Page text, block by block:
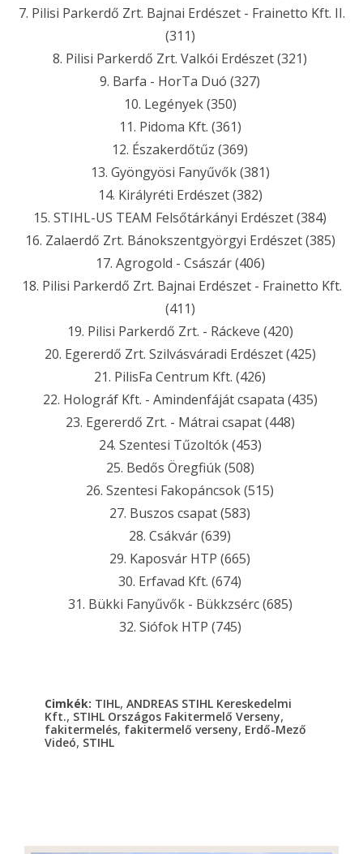
7. Pilisi Parkerdő Zrt. Bajnai Erdészet - Frainetto Kft. II.
(311)
8. Pilisi Parkerdő Zrt. Valkói Erdészet (321)
9. Barfa - HorTa Duó (327)
10. Legények (350)
11. Pidoma Kft. (361)
12. Északerdőtűz (369)
13. Gyöngyösi Fanyűvők (381)
14. Királyréti Erdészet (382)
15. STIHL-US TEAM Felsőtárkányi Erdészet (384)
16. Zalaerdő Zrt. Bánokszentgyörgyi Erdészet (385)
17. Agrogold - Császár (406)
18. Pilisi Parkerdő Zrt. Bajnai Erdészet - Frainetto Kft.
(411)
19. Pilisi Parkerdő Zrt. - Ráckeve (420)
20. Egererdő Zrt. Szilvásváradi Erdészet (425)
21. PilisFa Centrum Kft. (426)
22. Holográf Kft. - Amindenfáját csapata (435)
23. Egererdő Zrt. - Mátrai csapat (448)
24. Szentesi Tűzoltók (453)
25. Bedős Öregfiúk (508)
26. Szentesi Fakopáncsok (515)
27. Buszos csapat (583)
28. Csákvár (639)
29. Kaposvár HTP (665)
30. Erfavad Kft. (674)
31. Bükki Fanyűvők - Bükkzsérc (685)
32. Siófok HTP (745)
Cimkék: TIHL, ANDREAS STIHL Kereskedelmi
Kft., STIHL Országos Fakitermelő Verseny,
fakitermelés, fakitermelő verseny, Erdő-Mező
Videó, STIHL